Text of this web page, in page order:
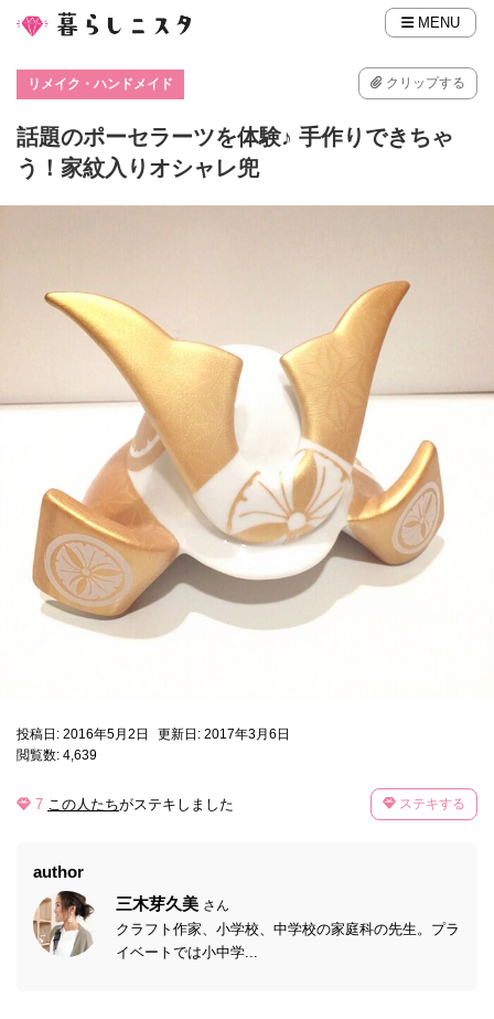
MENU
リメイク・ハンドメイド クリップする
話題のポーセラーツを体験♪ 手作りできちゃ
う！家紋入りオシャレ兜
投稿日: 2016年5月2日
更新日: 2017年3月6日
閲覧数: 4,639
7 この人たちがステキしました ステキする
author
三木芽久美 さん
クラフト作家、小学校、中学校の家庭科の先生。プラ
イベートでは小中学...